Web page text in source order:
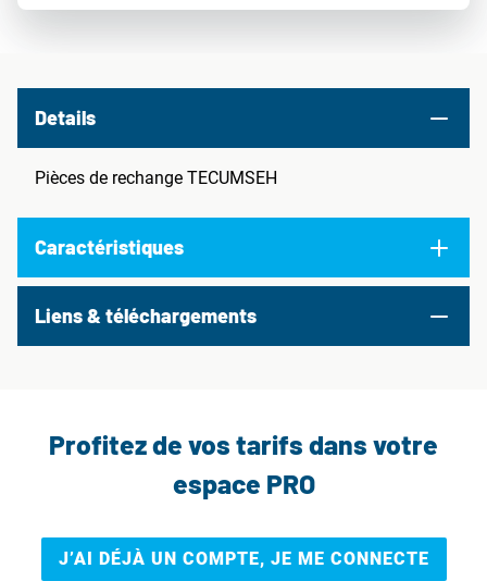
Details
Pièces de rechange TECUMSEH
Caractéristiques
Liens & téléchargements
Profitez de vos tarifs dans votre
espace PRO
J’AI DÉJÀ UN COMPTE, JE ME CONNECTE